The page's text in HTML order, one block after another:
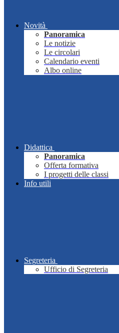
Novità
Panoramica
Le notizie
Le circolari
Calendario eventi
Albo online
Didattica
Panoramica
Offerta formativa
I progetti delle classi
Info utili
Segreteria
Ufficio di Segreteria